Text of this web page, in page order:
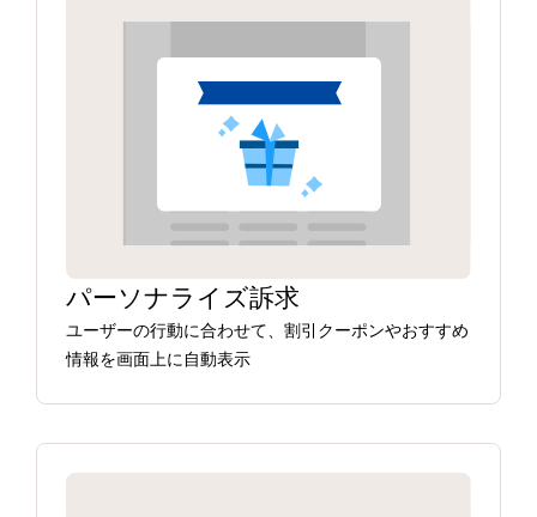
パーソナライズ訴求
ユーザーの行動に合わせて、割引クーポンやおすすめ
情報を画面上に自動表示